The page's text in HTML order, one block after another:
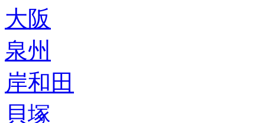
大阪
泉州
岸和田
貝塚